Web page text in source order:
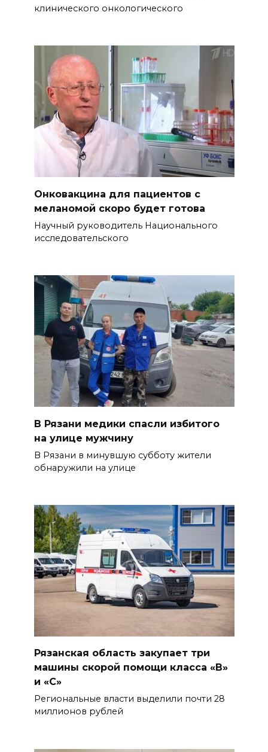
клинического онкологического
Онковакцина для пациентов с
меланомой скоро будет готова
Научный руководитель Национального
исследовательского
В Рязани медики спасли избитого
на улице мужчину
В Рязани в минувшую субботу жители
обнаружили на улице
Рязанская область закупает три
машины скорой помощи класса «В»
и «С»
Региональные власти выделили почти 28
миллионов рублей